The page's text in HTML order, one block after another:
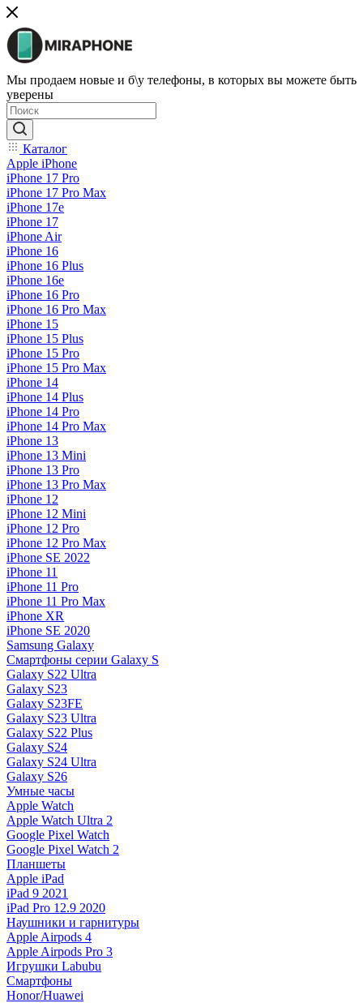
Мы продаем новые и б\у телефоны, в которых вы можете быть
уверены
Каталог
Apple iPhone
iPhone 17 Pro
iPhone 17 Pro Max
iPhone 17e
iPhone 17
iPhone Air
iPhone 16
iPhone 16 Plus
iPhone 16e
iPhone 16 Pro
iPhone 16 Pro Max
iPhone 15
iPhone 15 Plus
iPhone 15 Pro
iPhone 15 Pro Max
iPhone 14
iPhone 14 Plus
iPhone 14 Pro
iPhone 14 Pro Max
iPhone 13
iPhone 13 Mini
iPhone 13 Pro
iPhone 13 Pro Max
iPhone 12
iPhone 12 Mini
iPhone 12 Pro
iPhone 12 Pro Max
iPhone SE 2022
iPhone 11
iPhone 11 Pro
iPhone 11 Pro Max
iPhone XR
iPhone SE 2020
Samsung Galaxy
Смартфоны серии Galaxy S
Galaxy S22 Ultra
Galaxy S23
Galaxy S23FE
Galaxy S23 Ultra
Galaxy S22 Plus
Galaxy S24
Galaxy S24 Ultra
Galaxy S26
Умные часы
Apple Watch
Apple Watch Ultra 2
Google Pixel Watch
Google Pixel Watch 2
Планшеты
Apple iPad
iPad 9 2021
iPad Pro 12.9 2020
Наушники и гарнитуры
Apple Airpods 4
Apple Airpods Pro 3
Игрушки Labubu
Смартфоны
Honor/Huawei